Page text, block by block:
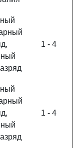
1 - 4
1 - 4